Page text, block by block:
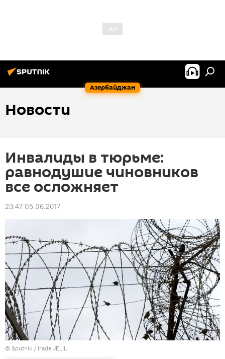
Азербайджан
Новости
Инвалиды в тюрьме:
равнодушие чиновников
все осложняет
23:47 05.06.2017
© Sputnik / Irade JELIL